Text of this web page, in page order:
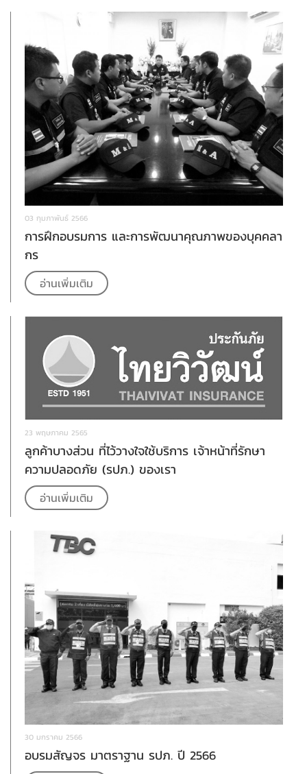
03 กุมภาพันธ์ 2566
การฝึกอบรมการ และการพัฒนาคุณภาพของบุคคลา
กร
อ่านเพิ่มเติม
23 พฤษภาคม 2565
ลูกค้าบางส่วน ที่ไว้วางใจใช้บริการ เจ้าหน้าที่รักษา
ความปลอดภัย (รปภ.) ของเรา
อ่านเพิ่มเติม
30 มกราคม 2566
อบรมสัญจร มาตราฐาน รปภ. ปี 2566